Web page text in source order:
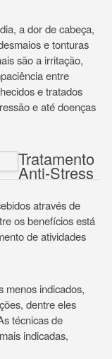
a dor de cabeça,
e tonturas
são a irritação,
entre
e tratados
e até doenças
Tratamento
Anti-Stress
através de
os benefícios está
de atividades
menos indicados,
dentre eles
técnicas de
indicadas,